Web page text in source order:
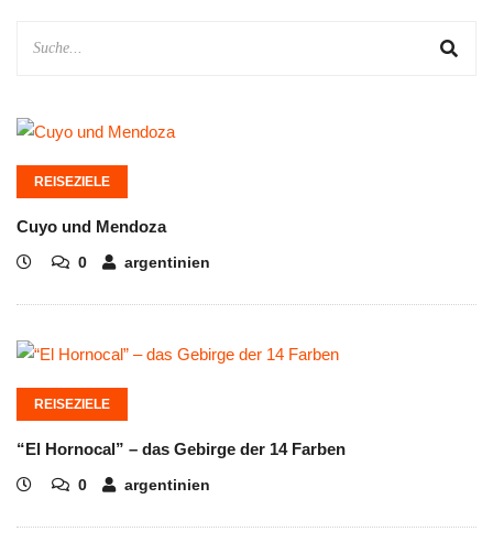
REISEZIELE
Cuyo und Mendoza
0 argentinien
REISEZIELE
“El Hornocal” – das Gebirge der 14 Farben
0 argentinien